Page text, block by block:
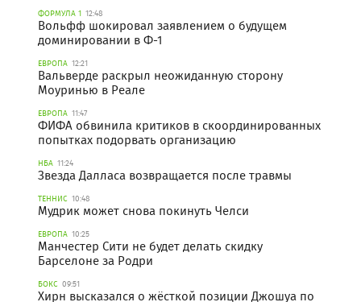
ФОРМУЛА 1 12:48
Вольфф шокировал заявлением о будущем
доминировании в Ф-1
ЕВРОПА 12:21
Вальверде раскрыл неожиданную сторону
Моуринью в Реале
ЕВРОПА 11:47
ФИФА обвинила критиков в скоординированных
попытках подорвать организацию
НБА 11:24
Звезда Далласа возвращается после травмы
ТЕННИС 10:48
Мудрик может снова покинуть Челси
ЕВРОПА 10:25
Манчестер Сити не будет делать скидку
Барселоне за Родри
БОКС 09:51
Хирн высказался о жёсткой позиции Джошуа по